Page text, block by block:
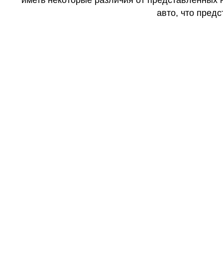
авто, что